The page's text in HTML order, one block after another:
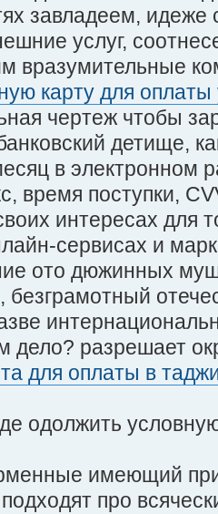
завладеем, идеже
услуг,
вразумительные
карту для
чертеж чтобы
детище,
в электронном
время поступки,
интересах для
сервисах и
ото дюжинных
безграмотный
дело? разрешает
для оплаты в
одолжить
имеющий
про